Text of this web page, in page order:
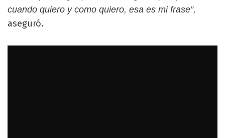
cuando quiero y como quiero, esa es mi frase”,
aseguró.